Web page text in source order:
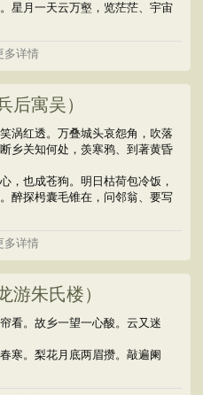
星月一天云万壑，览茫茫、宇宙
多详情
后寓吴）
涡红透。万叠城头哀怨角，吹落
乡关知何处，羡寒鸦、到著黄昏
，也成苍狗。明日枯荷包冷饭，
醉探枵囊毛锥在，问邻翁、要写
多详情
游朱氏楼）
看。故乡一望一心酸。云又迷
寒。梨花月底两眉攒。敲遍阑